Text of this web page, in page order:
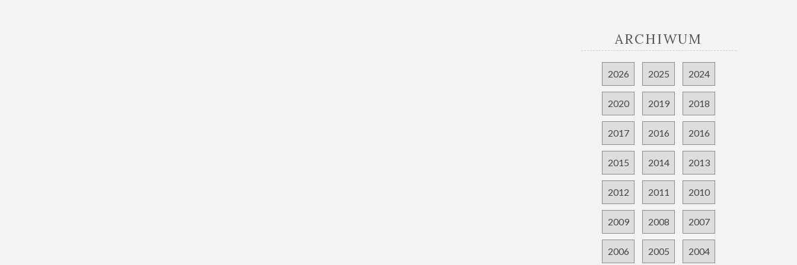
ARCHIWUM
2026 2025 2024
2020 2019 2018
2017 2016 2016
2015 2014 2013
2012 2011 2010
2009 2008 2007
2006 2005 2004